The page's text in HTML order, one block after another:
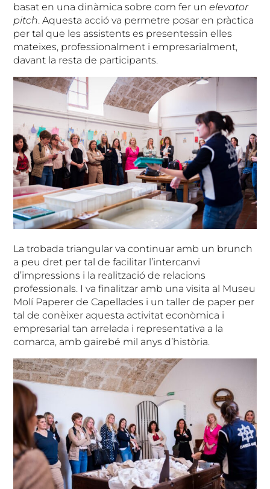
basat en una dinàmica sobre com fer unelevator
pitch. Aquesta acció va permetre posar en pràctica
per tal que les assistents es presentessin elles
mateixes, professionalment i empresarialment,
davant la resta de participants.
La trobada triangular va continuar amb un brunch
a peu dret per tal de facilitar l’intercanvi
d’impressions i la realització de relacions
professionals. I va finalitzar amb una visita al Museu
Molí Paperer de Capellades i un taller de paper per
tal de conèixer aquesta activitat econòmica i
empresarial tan arrelada i representativa a la
comarca, amb gairebé mil anys d’història.